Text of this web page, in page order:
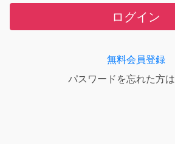
ログイン
無料会員登録
パスワードを忘れた方は